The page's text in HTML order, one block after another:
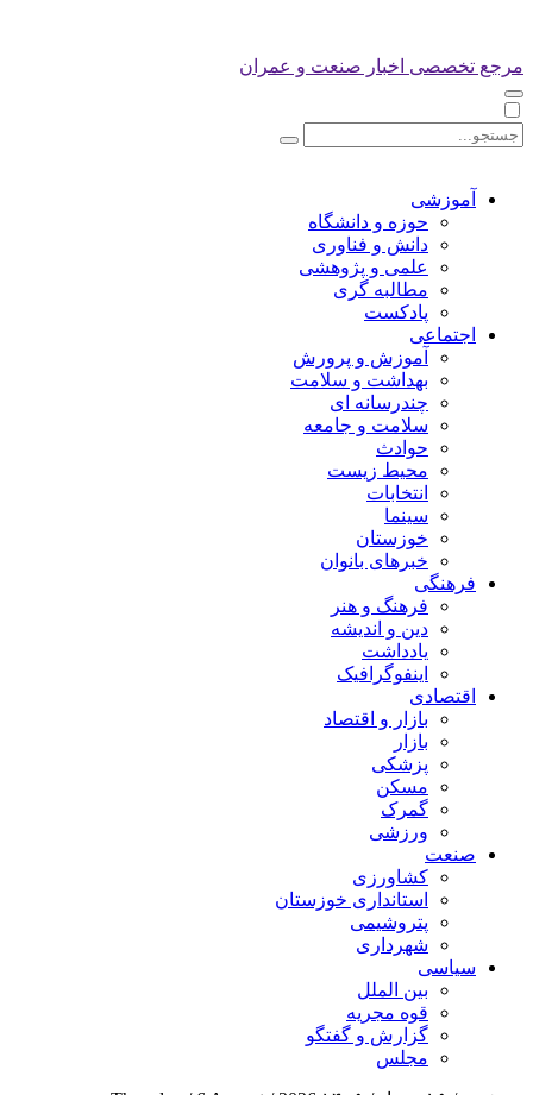
مرجع تخصصی اخبار صنعت و عمران
آموزشی
حوزه و دانشگاه
دانش و فناوری
علمی و پژوهشی
مطالبه گری
پادکست
اجتماعی
آموزش و پرورش
بهداشت و سلامت
چندرسانه ای
سلامت و جامعه
حوادث
محیط زیست
انتخابات
سینما
خوزستان
خبرهای بانوان
فرهنگی
فرهنگ و هنر
دین و اندیشه
یادداشت
اینفوگرافیک
اقتصادی
بازار و اقتصاد
بازار
پزشکی
مسکن
گمرک
ورزشی
صنعت
کشاورزی
استانداری خوزستان
پتروشیمی
شهرداری
سیاسی
بین الملل
قوه مجریه
گزارش و گفتگو
مجلس